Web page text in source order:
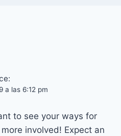
a las 6:12 pm
to see your ways for
involved! Expect an